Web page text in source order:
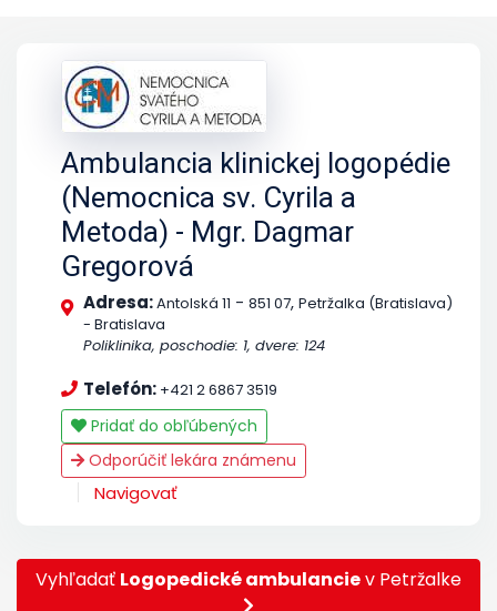
Ambulancia klinickej logopédie
(Nemocnica sv. Cyrila a
Metoda) - Mgr. Dagmar
Gregorová
Adresa:Antolská 11 - 851 07, Petržalka (Bratislava)
- Bratislava
Poliklinika, poschodie: 1, dvere: 124
Telefón: +421 2 6867 3519
Pridať do obľúbených
Odporúčiť lekára známenu
Navigovať
Vyhľadať Logopedické ambulancie